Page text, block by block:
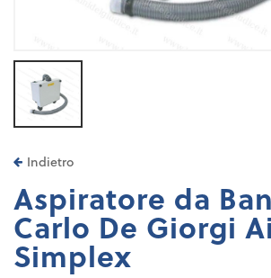
Indietro
Aspiratore da
Carlo De Giorgi
Simplex